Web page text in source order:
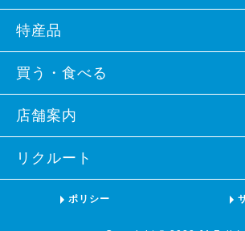
イメージソング
キャラクター紹介
カレンダーフォトコンテスト
公表事項
ポリシー
営農支援
農業体験
営農情報
JAバンク
JA共済
プロパンガス
不動産
葬祭
旅行
介護福祉
特産品
特産品
加工品
特産品レシピ
JAふじ伊豆×ラブライブ！サンシャ
買う・食べる
ファーマーズマーケットなど
朝市・夕市
飲食店
店舗案内
本支店一覧
施設一覧
ATM一覧
リクルート
リクルート
ポリシー